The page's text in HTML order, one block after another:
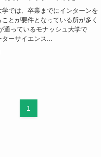
学では、卒業までにインターンを
とが要件となっている所が多く
通っているモナッシュ大学で
ターサイエンス...
1